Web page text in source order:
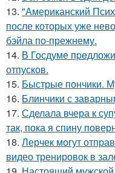
13. "Американский
после которых уже
бэйла по-прежнему.
14. В Госдуме
отпусков.
15. Быстрые пончики.
16. Блинчики с
17. Сделала вчера к
так, пока я спину
18. Лерчек могут
видео тренировок в